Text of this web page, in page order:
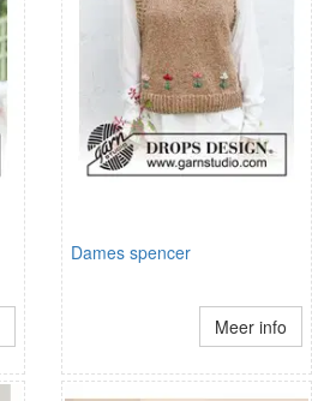
Dames spencer
Meer info